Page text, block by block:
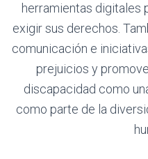
herramientas digitales
exigir sus derechos.
comunicación e
prejuicios y
discapacidad como
como parte de la